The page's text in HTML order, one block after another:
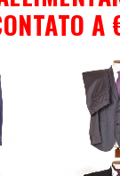
A